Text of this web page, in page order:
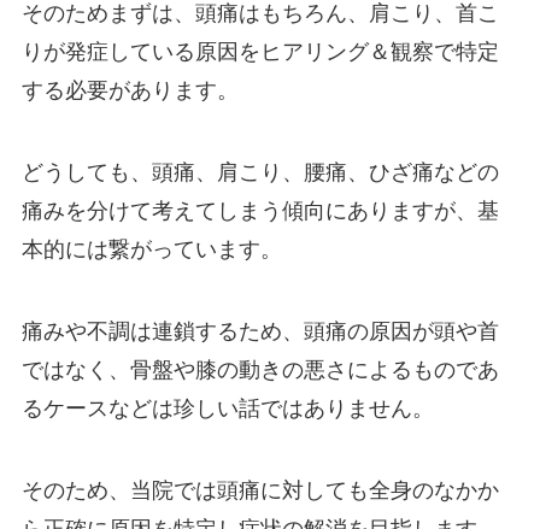
そのためまずは、頭痛はもちろん、肩こり、首こ
りが発症している原因をヒアリング＆観察で特定
する必要があります。
どうしても、頭痛、肩こり、腰痛、ひざ痛などの
痛みを分けて考えてしまう傾向にありますが、基
本的には繋がっています。
痛みや不調は連鎖するため、頭痛の原因が頭や首
ではなく、骨盤や膝の動きの悪さによるものであ
るケースなどは珍しい話ではありません。
そのため、当院では頭痛に対しても全身のなかか